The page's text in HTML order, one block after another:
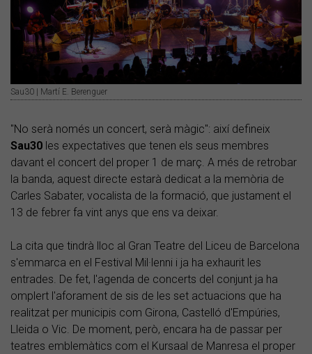
Sau30 | Martí E. Berenguer
"No serà només un concert, serà màgic": així defineix
Sau30 les expectatives que tenen els seus membres
davant el concert del proper 1 de març. A més de retrobar
la banda, aquest directe estarà dedicat a la memòria de
Carles Sabater, vocalista de la formació, que justament el
13 de febrer fa vint anys que ens va deixar.
La cita que tindrà lloc al Gran Teatre del Liceu de Barcelona
s'emmarca en el Festival Mil·lenni i ja ha exhaurit les
entrades. De fet, l'agenda de concerts del conjunt ja ha
omplert l'aforament de sis de les set actuacions que ha
realitzat per municipis com Girona, Castelló d'Empúries,
Lleida o Vic. De moment, però, encara ha de passar per
teatres emblemàtics com el Kursaal de Manresa el proper